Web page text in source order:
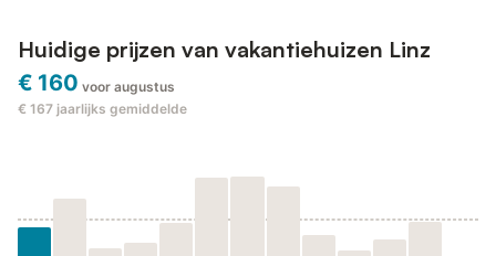
Huidige prijzen van vakantiehuizen Linz
€ 160 voor augustus
€ 167 jaarlijks gemiddelde